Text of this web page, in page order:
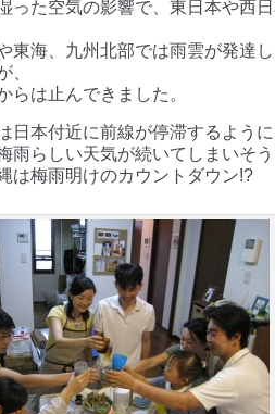
った空気の影響で、東日本や西
東海、九州北部では雨雲が発達
、
らは止んできました。
日本付近に前線が停滞するよう
雨らしい天気が続いてしまいそ
は梅雨明けのカウントダウン!?